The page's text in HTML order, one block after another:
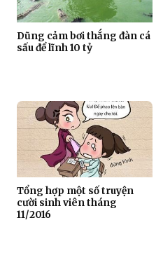
Dũng cảm bơi thắng đàn cá
sấu để lĩnh 10 tỷ
Tổng hợp một số truyện
cười sinh viên tháng
11/2016